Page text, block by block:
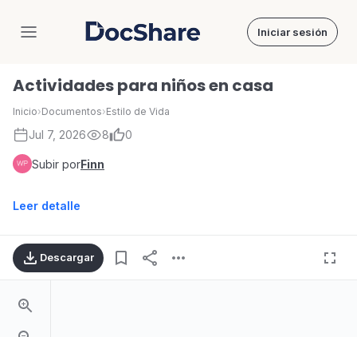
DocShare Iniciar sesión
Actividades para niños en casa
Inicio›Documentos›Estilo de Vida
Jul 7, 2026 8 0
Subir porFinn
Leer detalle
Descargar